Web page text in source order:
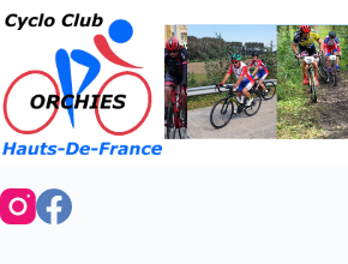
Passer
au
contenu